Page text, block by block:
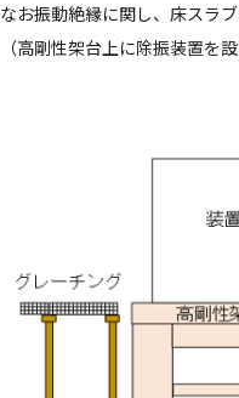
なお振動絶縁に関し、床スラ
（高剛性架台上に除振装置を設